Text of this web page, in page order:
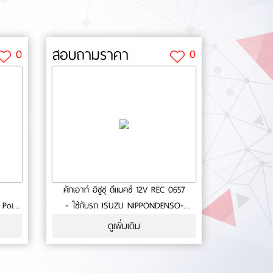
0 สอบถามราคา 0
คัทเอาท์ อิซูซุ ดีแมคซ์ 12V REC 0657
- ใช้กับรถ ISUZU NIPPONDENSO-
Voltage set point 14.5 Volt-High Side
Driver- ประกัน 6 เดือน- สินค้าคุณภาพ-
ดูเพิ่มเติม